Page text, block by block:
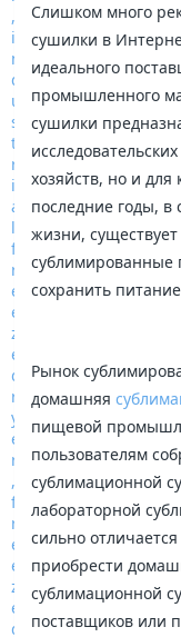
Слишком много
сушилки в
идеального
промышленного
сушилки
хозяйств, но и
последние годы, в
жизни,
сублимированные
сохранить
Рынок
домашняя
пищевой
пользователям
сублимационной
лабораторной
сильно
приобрести
сублимационной
поставщиков или